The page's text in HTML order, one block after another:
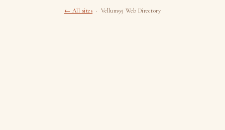
← All sites · Vellum95 Web Directory